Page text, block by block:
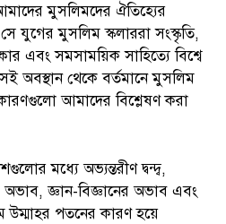
মুসলিমদের ঐতিহ্যের
যুগের মুসলিম স্কলাররা সংস্কৃতি,
এবং সমসাময়িক সাহিত্যে বিশ্বে
অবস্থান থেকে বর্তমানে মুসলিম
আমাদের বিশ্লেষণ করা
মধ্যে অভ্যন্তরীণ দ্বন্দ্ব,
অভাব, জ্ঞান-বিজ্ঞানের অভাব এবং
পতনের কারণ হয়ে